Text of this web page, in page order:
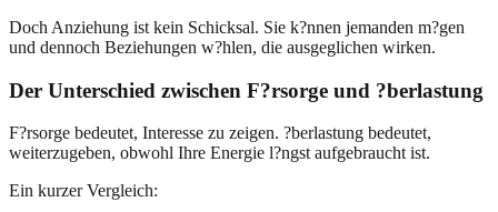
Doch Anziehung ist kein Schicksal. Sie k?nnen jemanden m?gen
und dennoch Beziehungen w?hlen, die ausgeglichen wirken.
Der Unterschied zwischen F?rsorge und ?berlastung
F?rsorge bedeutet, Interesse zu zeigen. ?berlastung bedeutet,
weiterzugeben, obwohl Ihre Energie l?ngst aufgebraucht ist.
Ein kurzer Vergleich: